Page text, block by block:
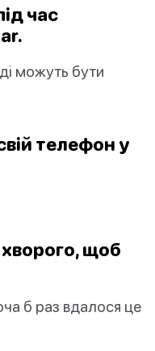
час
можуть бути
телефон у
хворого, щоб
б раз вдалося це